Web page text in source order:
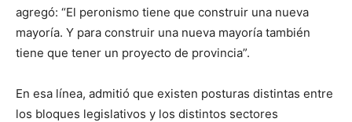
agregó: “El peronismo tiene que construir una nueva
mayoría. Y para construir una nueva mayoría también
tiene que tener un proyecto de provincia”.
En esa línea, admitió que existen posturas distintas entre
los bloques legislativos y los distintos sectores